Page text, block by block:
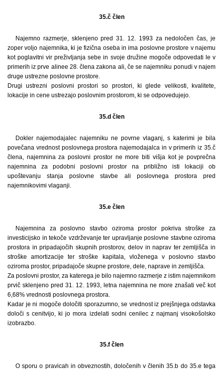
35.č člen
Najemno razmerje, sklenjeno pred 31. 12. 1993 za nedoločen čas, je
zoper voljo najemnika, ki je fizična oseba in ima poslovne prostore v najemu
kot poglavitni vir preživljanja sebe in svoje družine mogoče odpovedati le v
primerih iz prve alinee 28. člena zakona ali, če se najemniku ponudi v najem
druge ustrezne poslovne prostore.
Drugi ustrezni poslovni prostori so prostori, ki glede velikosti, kvalitete,
lokacije in cene ustrezajo poslovnim prostorom, ki se odpovedujejo.
35.d člen
Dokler najemodajalec najemniku ne povrne vlaganj, s katerimi je bila
povečana vrednost poslovnega prostora najemodajalca in v primerih iz 35.č
člena, najemnina za poslovni prostor ne more biti višja kot je povprečna
najemnina za podobni poslovni prostor na približno isti lokaciji ob
upoštevanju stanja poslovne stavbe ali poslovnega prostora pred
najemnikovimi vlaganji.
35.e člen
Najemnina za poslovno stavbo oziroma prostor pokriva stroške za
investicijsko in tekoče vzdrževanje ter upravljanje poslovne stavbne oziroma
prostora in pripadajočih skupnih prostorov, delov in naprav ter zemljišča in
stroške amortizacije ter stroške kapitala, vloženega v poslovno stavbo
oziroma prostor, pripadajoče skupne prostore, dele, naprave in zemljišča.
Za poslovni prostor, za katerega je bilo najemno razmerje z istim najemnikom
prvič sklenjeno pred 31. 12. 1993, letna najemnina ne more znašati več kot
6,68% vrednosti poslovnega prostora.
Kadar je ni mogoče določiti sporazumno, se vrednost iz prejšnjega odstavka
določi s cenitvijo, ki jo mora izdelati sodni cenilec z najmanj visokošolsko
izobrazbo.
35.f člen
O sporu o pravicah in obveznostih, določenih v členih 35.b do 35.e tega